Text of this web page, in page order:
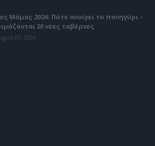
Μάμας 2026: Πότε ανοίγει το πανηγύρι –
20 νέες ταβέρνες
07, 2026